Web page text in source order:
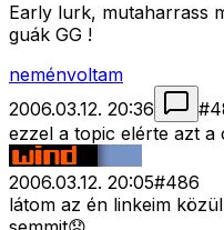
Early lurk, mutaharrass
guák GG !
neménvoltam
2006.03.12. 20:36
#
ezzel a topic elérte azt a
2006.03.12. 20:05#486
látom az én linkeim